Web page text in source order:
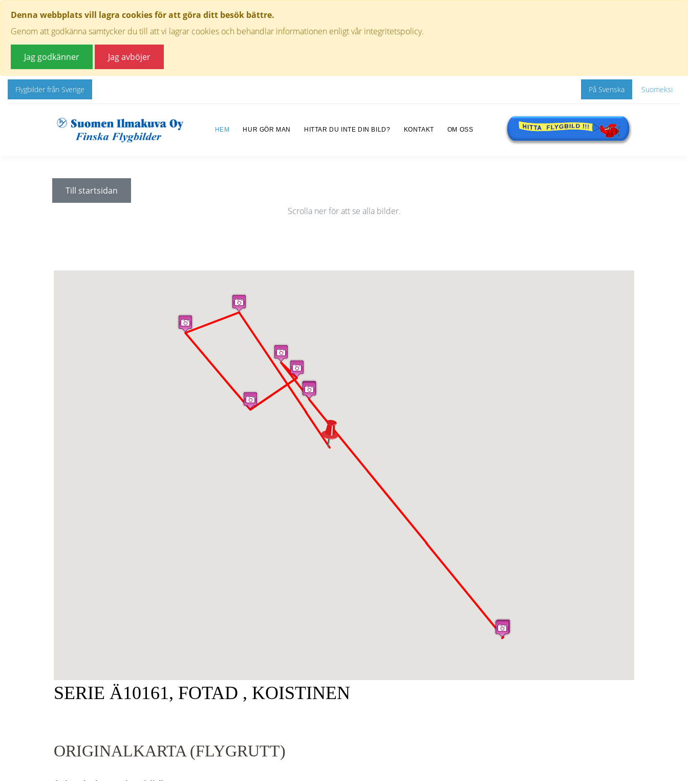
Denna webbplats vill lagra cookies för att göra ditt besök bättre.
Genom att godkänna samtycker du till att vi lagrar cookies och behandlar informationen enligt vår integritetspolicy.
Jag godkänner Jag avböjer
Flygbilder från Sverige På Svenska Suomeksi
HEM HUR GÖR MAN HITTAR DU INTE DIN BILD? KONTAKT OM OSS
Till startsidan
Scrolla ner för att se alla bilder.
SERIE Ä10161, FOTAD , KOISTINEN
ORIGINALKARTA (FLYGRUTT)